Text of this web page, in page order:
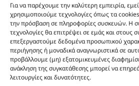
Για να παρέχουμε την καλύτερη εμπειρία,
χρησιμοποιούμε τεχνολογίες όπως τα
την πρόσβαση σε πληροφορίες συσκευών. Η
τεχνολογίες θα επιτρέψει σε εμάς και στους
επεξεργαστούμε δεδομένα προσωπικού
περιήγησης ή μοναδικά αναγνωριστικά σε
προβάλλουμε (μη) εξατομικευμένες
ανάκληση της συγκατάθεσης μπορεί να
λειτουργίες και δυνατότητες.
Οι φωτογραφίες των προϊόντων
και δεν είναι προς πώληση το